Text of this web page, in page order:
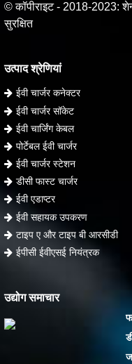
© कॉपीराइट - 2018-2023:
सुरक्षित
उत्पाद श्रेणियां
ईवी चार्जर कनेक्टर
ईवी चार्जर सॉकेट
ईवी चार्जिंग केबल
पोर्टेबल ईवी चार्जर
ईवी चार्जर स्टेशन
डीसी फास्ट चार्जर
ईवी एडाप्टर
ईवी सहायक उपकरण
टाइप ए और टाइप बी आरसीडी
ईपीसी ईवीएसई नियंत्रक
उद्योग समाचार